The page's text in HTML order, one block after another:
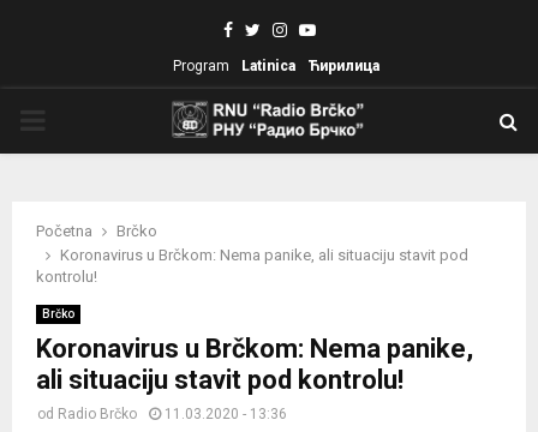
Facebook
TwitterInstagram
Youtube
Program Latinica Ћирилица
Početna
Brčko
Koronavirus u Brčkom: Nema panike, ali situaciju stavit pod
kontrolu!
Brčko
Koronavirus u Brčkom: Nema panike,
ali situaciju stavit pod kontrolu!
od Radio Brčko 11.03.2020 - 13:36